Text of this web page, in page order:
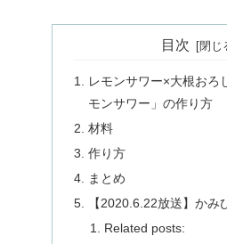
目次
レモンサワー×大根おろ
モンサワー」の作り方
材料
作り方
まとめ
【2020.6.22放送】か
Related posts: